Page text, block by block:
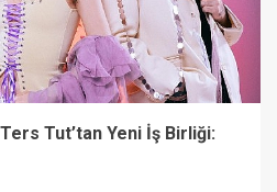
Gupi ve Gülmeyen Kral
Türkiye’nin ilk IMAX®
animasyon filmi oluyor
Tut’tan Yeni İş Birliği: